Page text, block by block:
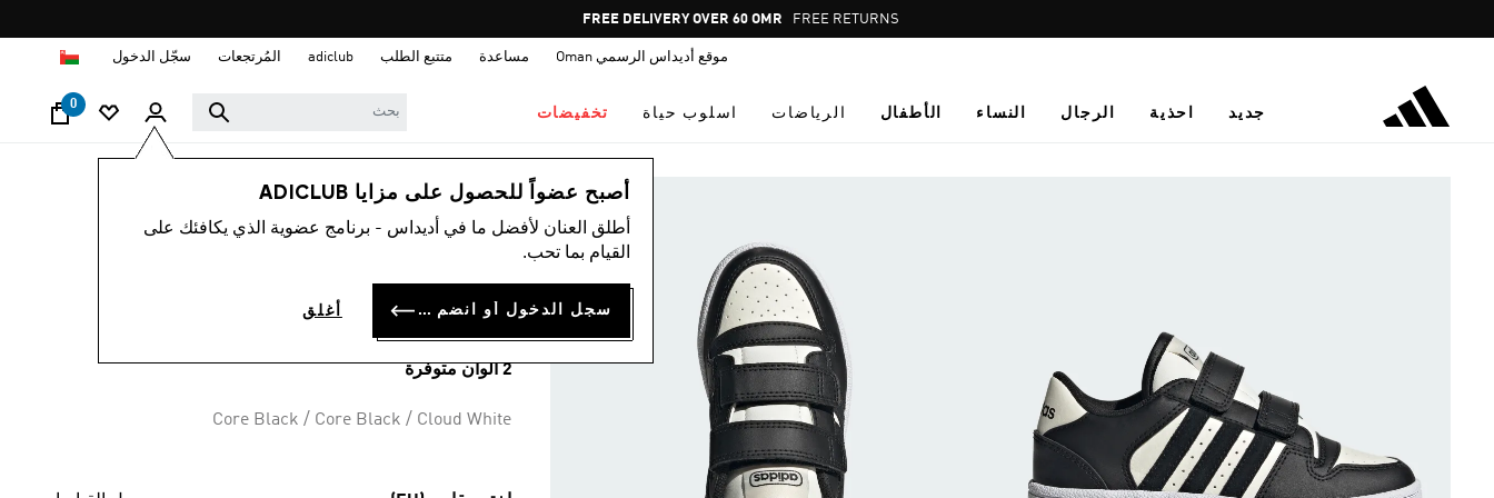
Pause
promotion
FREE DELIVERY OVER 60 OMR FREE RETURNS
موقع أديداس الرسمي Oman مساعدة متتبع الطلب adiclub المُرتجعات سجّل الدخول
جديد احذية الرجال النساء الأطفال الرياضات اسلوب حياة تخفيضات
0
أصبح عضواً للحصول على مزايا ADICLUB
أطلق العنان لأفضل ما في أديداس - برنامج عضوية الذي يكافئك على
القيام بما تحب.
سجل الدخول أو انضم الآن أغلق
الأطفال أحذية
حذاء للأطفال BREAK
START
2 ألوان متوفرة
Core Black / Core Black / Cloud White